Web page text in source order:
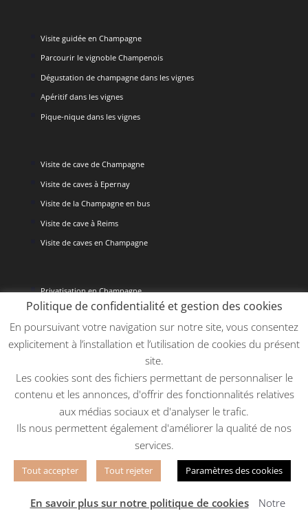
Visite guidée en Champagne
Parcourir le vignoble Champenois
Dégustation de champagne dans les vignes
Apéritif dans les vignes
Pique-nique dans les vignes
Visite de cave de Champagne
Visite de caves à Epernay
Visite de la Champagne en bus
Visite de cave à Reims
Visite de caves en Champagne
Privatisation en Champagne
Séminaire Reims
Enterrement de vie de jeune fille à Reims
Réception mariage
Copyright 2019 - @propulsé parSpationaute.io
Agence digitale Bordeaux/Start-up Bordeaux/Agence web
Mentions légales-Politique de confidentialité-CGV-Politique
Politique de confidentialité et gestion des cookies
En poursuivant votre navigation sur notre site, vous consentez
explicitement à l’installation et l’utilisation de cookies du présent
site.
Les cookies sont des fichiers permettant de personnaliser le
contenu et les annonces, d'offrir des fonctionnalités relatives
aux médias sociaux et d'analyser le trafic.
Ils nous permettent également d'améliorer la qualité de nos
services.
Tout accepter Tout rejeter Paramètres des cookies
En savoir plus sur notre politique de cookies
Notre